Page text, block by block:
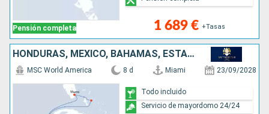
Pensión completa 1 689 € +Tasas
HONDURAS, MÉXICO, BAHAMAS, ESTADOS UNIDOS
MSC World America 8 d Miami 23/09/2028
Todo incluido
Servicio de mayordomo 24/24